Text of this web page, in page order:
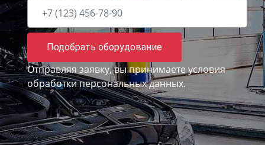
Подобрать оборудование
Отправляя заявку, вы принимаете условия
обработки персональных данных.